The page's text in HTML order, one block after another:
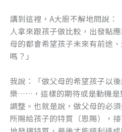
講到這裡，A大廚不解地問說：
人拿來跟孩子做比較，出發點
母的都會希望孩子未來有前途
嗎？」
我說：「做父母的希望孩子以
樂……，這樣的期待或是動機是
調整。也就是說，做父母的必
所賜給孩子的特質（恩賜），